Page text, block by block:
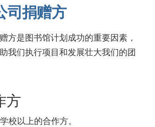
司捐赠方
方是图书馆计划成功的重要因素，
我们执行项目和发展壮大我们的团
方
校以上的合作方。